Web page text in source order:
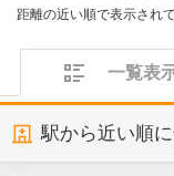
距離の近い順で表示され
一覧表
駅から近い順